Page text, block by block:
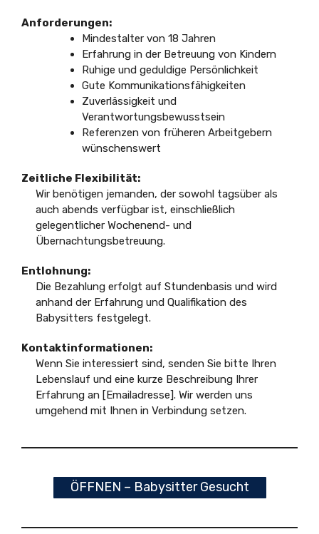
Anforderungen:
Mindestalter von 18 Jahren
Erfahrung in der Betreuung von Kindern
Ruhige und geduldige Persönlichkeit
Gute Kommunikationsfähigkeiten
Zuverlässigkeit und
Verantwortungsbewusstsein
Referenzen von früheren Arbeitgebern
wünschenswert
Zeitliche Flexibilität:
Wir benötigen jemanden, der sowohl tagsüber als
auch abends verfügbar ist, einschließlich
gelegentlicher Wochenend- und
Übernachtungsbetreuung.
Entlohnung:
Die Bezahlung erfolgt auf Stundenbasis und wird
anhand der Erfahrung und Qualifikation des
Babysitters festgelegt.
Kontaktinformationen:
Wenn Sie interessiert sind, senden Sie bitte Ihren
Lebenslauf und eine kurze Beschreibung Ihrer
Erfahrung an [Emailadresse]. Wir werden uns
umgehend mit Ihnen in Verbindung setzen.
ÖFFNEN – Babysitter Gesucht